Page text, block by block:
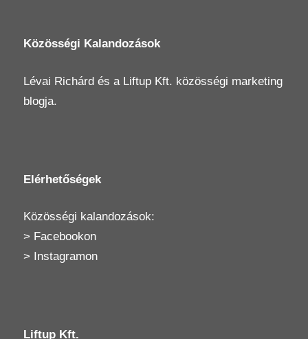
Közösségi Kalandozások
Lévai Richárd és a Liftup Kft. közösségi marketing
blogja.
Elérhetőségek
Közösségi kalandozások:
> Facebookon
>
Instagramon
Liftup Kft.